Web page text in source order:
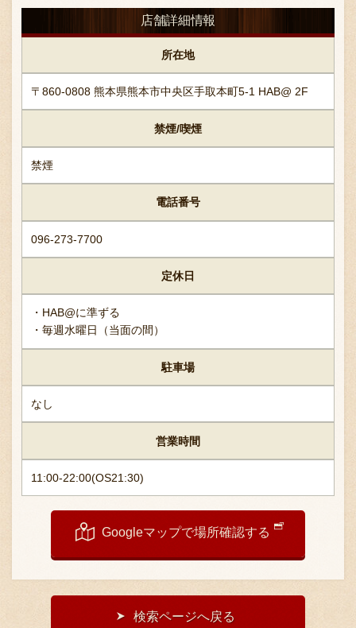
〒869-1107 熊本県菊池郡菊陽町辛川448
TEL:096-349-2222
FAX:096-349-2288
店舗詳細情報
所在地
〒860-0808 熊本県熊本市中央区手取本町5-1 HAB@ 2F
禁煙/喫煙
禁煙
電話番号
096-273-7700
定休日
・HAB@に準ずる
・毎週水曜日（当面の間）
駐車場
なし
営業時間
11:00-22:00(OS21:30)
Googleマップで場所確認する
検索ページへ戻る